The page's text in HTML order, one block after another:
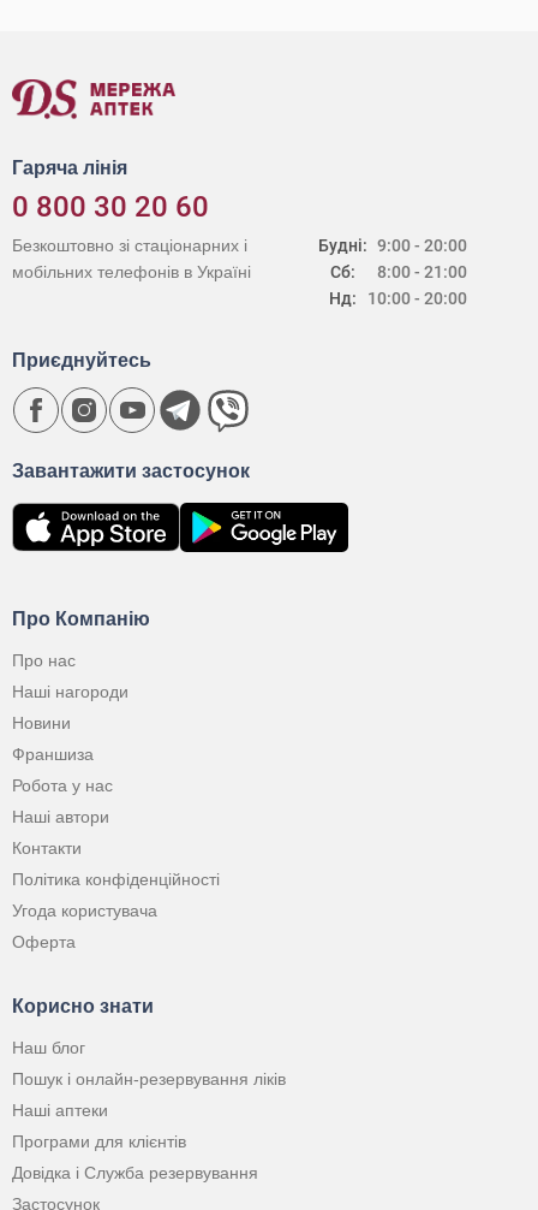
Гаряча лінія
0 800 30 20 60
Будні:
Сб:
Нд:
9:00 - 20:00
8:00 - 21:00
10:00 - 20:00
Безкоштовно зі стаціонарних і
мобільних телефонів в Україні
Про Компанію
Про нас
Наші нагороди
Новини
Франшиза
Робота у нас
Наші автори
Контакти
Політика конфіденційності
Угода користувача
Оферта
Корисно знати
Наш блог
Пошук і онлайн-резервування ліків
Наші аптеки
Програми для клієнтів
Довідка і Служба резервування
Застосунок
Завантажити застосунок
Приєднуйтесь